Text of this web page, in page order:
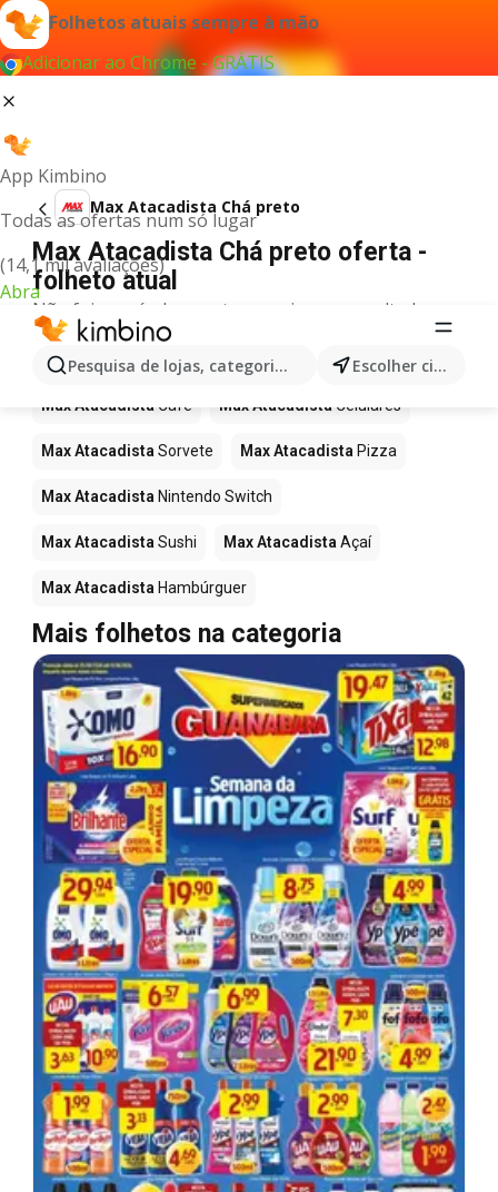
Folhetos atuais sempre à mão
Adicionar ao Chrome - GRÁTIS
App Kimbino
Todas as ofertas num só lugar
(14,1 mil avaliações)
Abra
Pesquisa de lojas, categorias,produtos... Escolher cidade
Max Atacadista Chá preto
Max Atacadista Chá preto oferta -
folheto atual
Não foi possível encontrar quaisquer resultados
para este termo.
Mais produtos em Max Atacadista
Max Atacadista Café Max Atacadista Celulares
Max Atacadista Sorvete Max Atacadista Pizza
Max Atacadista Nintendo Switch
Max Atacadista Sushi Max Atacadista Açaí
Max Atacadista Hambúrguer
Mais folhetos na categoria